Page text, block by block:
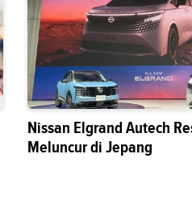
Nissan Elgrand Autech
Meluncur di Jepang